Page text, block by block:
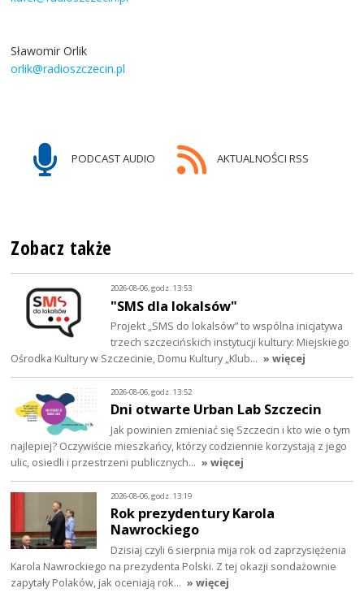
Sławomir Orlik
orlik@radioszczecin.pl
PODCAST AUDIO AKTUALNOŚCI RSS
Zobacz także
2026-08-06, godz. 13:53
"SMS dla lokalsów"
Projekt „SMS do lokalsów” to wspólna inicjatywa
trzech szczecińskich instytucji kultury: Miejskiego
Ośrodka Kultury w Szczecinie, Domu Kultury „Klub… » więcej
2026-08-06, godz. 13:52
Dni otwarte Urban Lab Szczecin
Jak powinien zmieniać się Szczecin i kto wie o tym
najlepiej? Oczywiście mieszkańcy, którzy codziennie korzystają z jego
ulic, osiedli i przestrzeni publicznych… » więcej
2026-08-06, godz. 13:19
Rok prezydentury Karola
Nawrockiego
Dzisiaj czyli 6 sierpnia mija rok od zaprzysiężenia
Karola Nawrockiego na prezydenta Polski. Z tej okazji sondażownie
zapytały Polaków, jak oceniają rok… » więcej